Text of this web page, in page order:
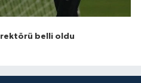
belli oldu